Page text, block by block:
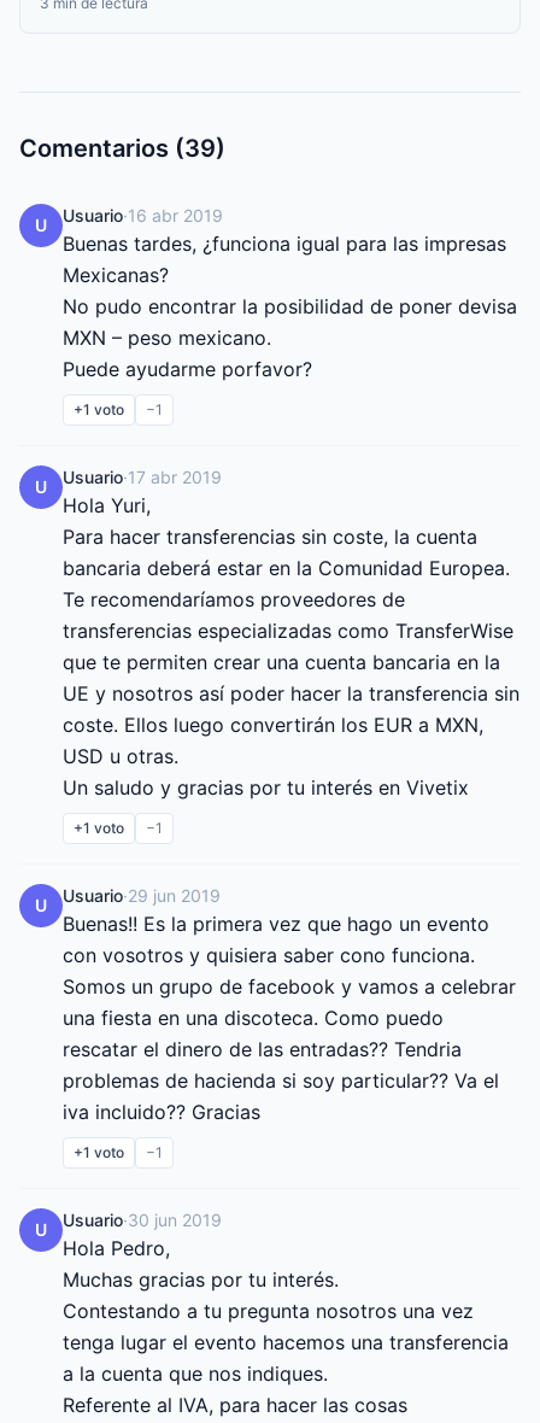
Comentarios (39)
U Usuario·16 abr 2019
Buenas tardes, ¿funciona igual para las impresas
Mexicanas?
No pudo encontrar la posibilidad de poner devisa
MXN – peso mexicano.
Puede ayudarme porfavor?
+1 voto −1
U Usuario·17 abr 2019
Hola Yuri,
Para hacer transferencias sin coste, la cuenta
bancaria deberá estar en la Comunidad Europea.
Te recomendaríamos proveedores de
transferencias especializadas como TransferWise
que te permiten crear una cuenta bancaria en la
UE y nosotros así poder hacer la transferencia sin
coste. Ellos luego convertirán los EUR a MXN,
USD u otras.
Un saludo y gracias por tu interés en Vivetix
+1 voto −1
U Usuario·29 jun 2019
Buenas!! Es la primera vez que hago un evento
con vosotros y quisiera saber cono funciona.
Somos un grupo de facebook y vamos a celebrar
una fiesta en una discoteca. Como puedo
rescatar el dinero de las entradas?? Tendria
problemas de hacienda si soy particular?? Va el
iva incluido?? Gracias
+1 voto −1
U Usuario·30 jun 2019
Hola Pedro,
Muchas gracias por tu interés.
Contestando a tu pregunta nosotros una vez
tenga lugar el evento hacemos una transferencia
a la cuenta que nos indiques.
Referente al IVA, para hacer las cosas